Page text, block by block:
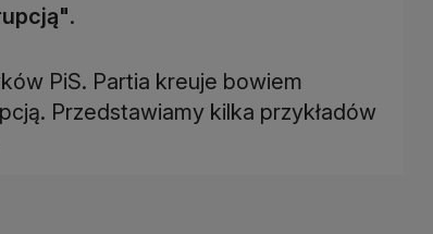
.
PiS. Partia kreuje bowiem
Przedstawiamy kilka przykładów